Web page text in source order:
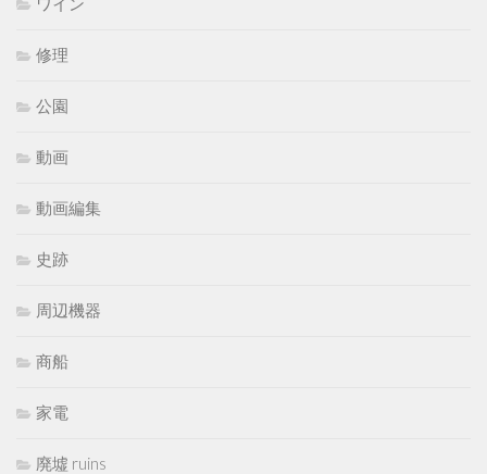
修理
公園
動画
動画編集
史跡
周辺機器
商船
家電
廃墟 ruins